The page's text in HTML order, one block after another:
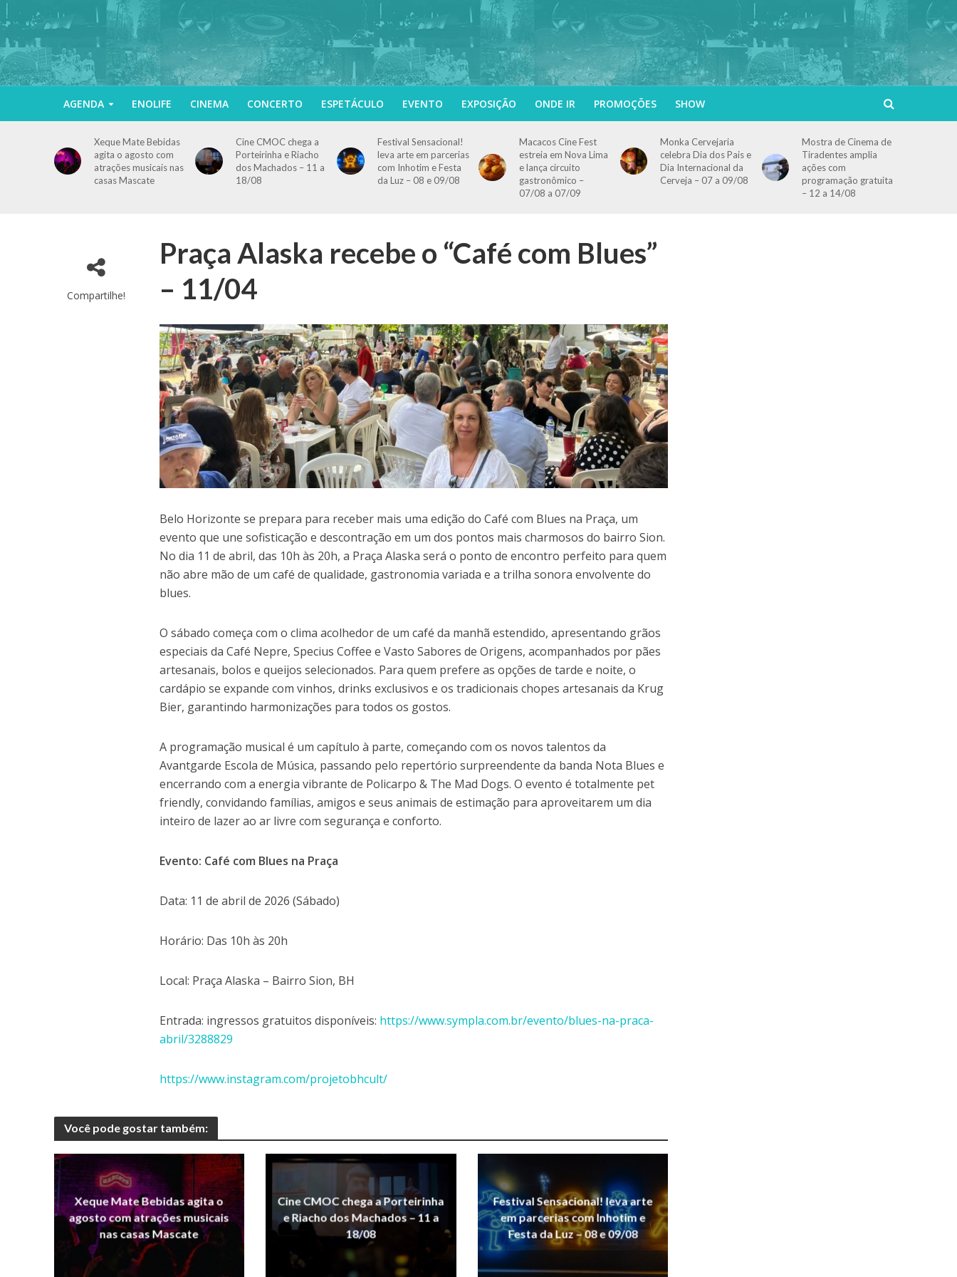
AGENDA ENOLIFE CINEMA CONCERTO ESPETÁCULO EVENTO EXPOSIÇÃO ONDE IR PROMOÇÕES SHOW
Xeque Mate Bebidas
agita o agosto com
atrações musicais nas
casas Mascate
Cine CMOC chega a
Porteirinha e Riacho
dos Machados – 11 a
18/08
Festival Sensacional!
leva arte em parcerias
com Inhotim e Festa
da Luz – 08 e 09/08
Macacos Cine Fest
estreia em Nova Lima
e lança circuito
gastronômico –
07/08 a 07/09
Monka Cervejaria
celebra Dia dos Pais e
Dia Internacional da
Cerveja – 07 a 09/08
Mostra de Cinema de
Tiradentes amplia
ações com
programação gratuita
– 12 a 14/08
Compartilhe!
Praça Alaska recebe o “Café com Blues”
– 11/04
Belo Horizonte se prepara para receber mais uma edição do Café com Blues na Praça, um
evento que une sofisticação e descontração em um dos pontos mais charmosos do bairro Sion.
No dia 11 de abril, das 10h às 20h, a Praça Alaska será o ponto de encontro perfeito para quem
não abre mão de um café de qualidade, gastronomia variada e a trilha sonora envolvente do
blues.
O sábado começa com o clima acolhedor de um café da manhã estendido, apresentando grãos
especiais da Café Nepre, Specius Coffee e Vasto Sabores de Origens, acompanhados por pães
artesanais, bolos e queijos selecionados. Para quem prefere as opções de tarde e noite, o
cardápio se expande com vinhos, drinks exclusivos e os tradicionais chopes artesanais da Krug
Bier, garantindo harmonizações para todos os gostos.
A programação musical é um capítulo à parte, começando com os novos talentos da
Avantgarde Escola de Música, passando pelo repertório surpreendente da banda Nota Blues e
encerrando com a energia vibrante de Policarpo & The Mad Dogs. O evento é totalmente pet
friendly, convidando famílias, amigos e seus animais de estimação para aproveitarem um dia
inteiro de lazer ao ar livre com segurança e conforto.
Evento: Café com Blues na Praça
Data: 11 de abril de 2026 (Sábado)
Horário: Das 10h às 20h
Local: Praça Alaska – Bairro Sion, BH
Entrada: ingressos gratuitos disponíveis: https://www.sympla.com.br/evento/blues-na-praca-
abril/3288829
https://www.instagram.com/projetobhcult/
Você pode gostar também:
Xeque Mate Bebidas agita o
agosto com atrações musicais
nas casas Mascate
Cine CMOC chega a Porteirinha
e Riacho dos Machados – 11 a
18/08
Festival Sensacional! leva arte
em parcerias com Inhotim e
Festa da Luz – 08 e 09/08